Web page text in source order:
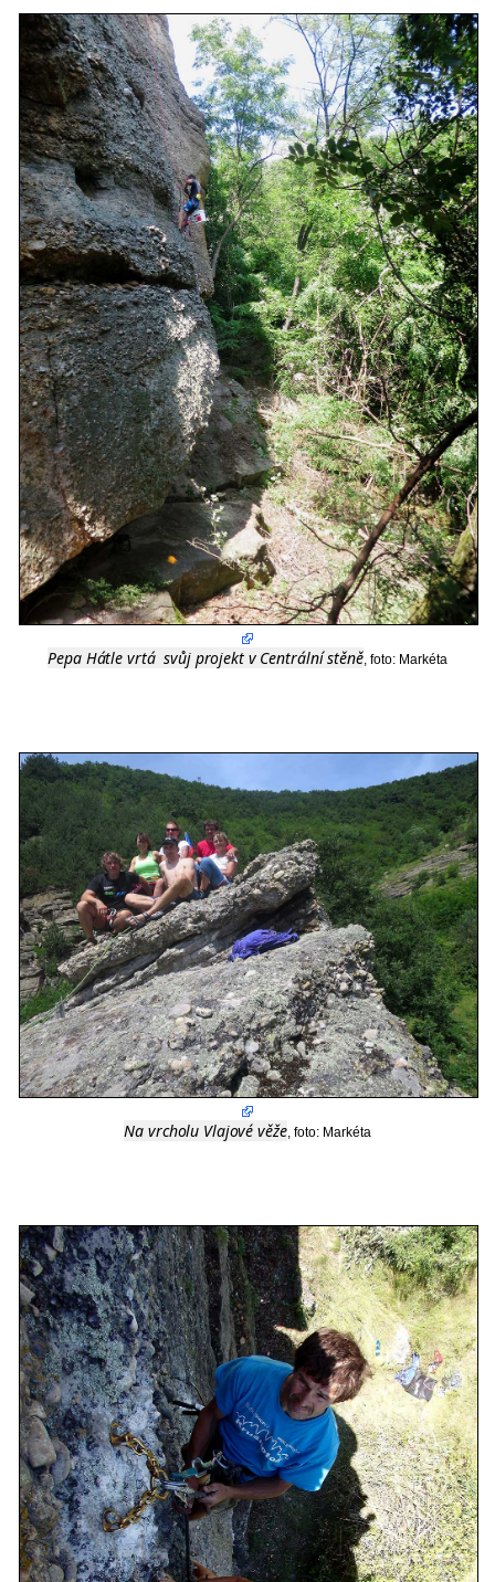
Pepa Hátle vrtá  svůj projekt v Centrální stěně, foto: Markéta
Na vrcholu Vlajové věže, foto: Markéta